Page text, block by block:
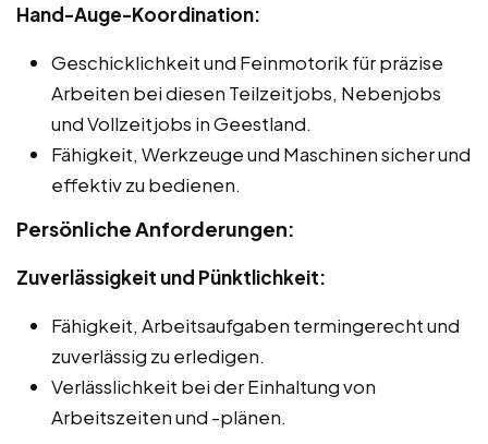
Hand-Auge-Koordination:
Geschicklichkeit und Feinmotorik für präzise
Arbeiten bei diesen Teilzeitjobs, Nebenjobs
und Vollzeitjobs in Geestland.
Fähigkeit, Werkzeuge und Maschinen sicher und
effektiv zu bedienen.
Persönliche Anforderungen:
Zuverlässigkeit und Pünktlichkeit:
Fähigkeit, Arbeitsaufgaben termingerecht und
zuverlässig zu erledigen.
Verlässlichkeit bei der Einhaltung von
Arbeitszeiten und -plänen.